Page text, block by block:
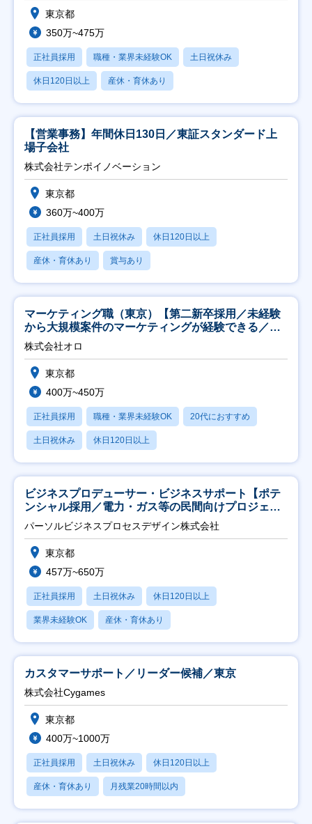
東京都
350万~475万
正社員採用 職種・業界未経験OK 土日祝休み
休日120日以上 産休・育休あり
【営業事務】年間休日130日／東証スタンダード上
場子会社
株式会社テンポイノベーション
東京都
360万~400万
正社員採用 土日祝休み 休日120日以上
産休・育休あり 賞与あり
マーケティング職（東京）【第二新卒採用／未経験
から大規模案件のマーケティングが経験できる／研
修充実】
株式会社オロ
東京都
400万~450万
正社員採用 職種・業界未経験OK 20代におすすめ
土日祝休み 休日120日以上
ビジネスプロデューサー・ビジネスサポート【ポテ
ンシャル採用／電力・ガス等の民間向けプロジェク
ト推進】
パーソルビジネスプロセスデザイン株式会社
東京都
457万~650万
正社員採用 土日祝休み 休日120日以上
業界未経験OK 産休・育休あり
カスタマーサポート／リーダー候補／東京
株式会社Cygames
東京都
400万~1000万
正社員採用 土日祝休み 休日120日以上
産休・育休あり 月残業20時間以内